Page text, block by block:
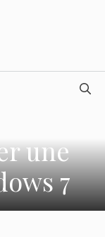
une
7